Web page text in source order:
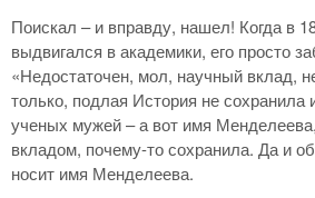
Поискал – и вправду, нашел! Когда в
выдвигался в академики, его просто
«Недостаточен, мол, научный вклад,
только, подлая История не сохранила
ученых мужей – а вот имя
вкладом, почему-то сохранила. Да и
носит имя Менделеева.